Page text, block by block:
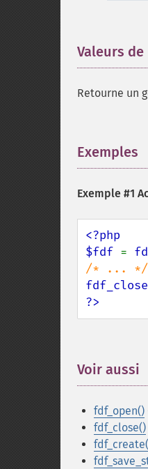
Valeurs
Retourne un
Exemples
Exemple #1
<?php
$fdf =
fdf_close
?>
Voir aussi
fdf_open()
fdf_close()